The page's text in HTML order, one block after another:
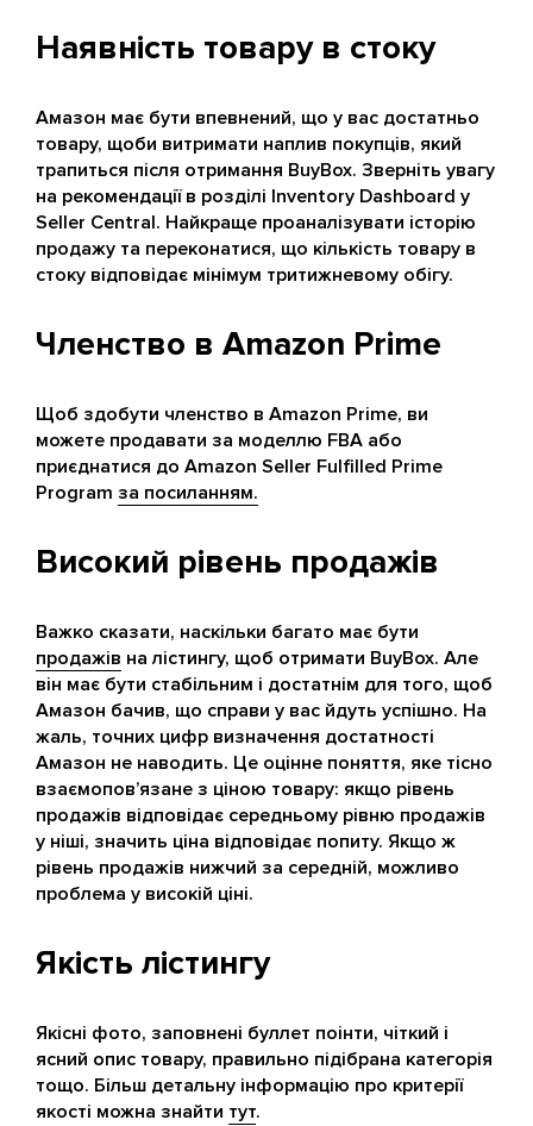
Наявність товару в стоку
Амазон має бути впевнений, що у вас достатньо
товару, щоби витримати наплив покупців, який
трапиться після отримання BuyBox. Зверніть увагу
на рекомендації в розділі Inventory Dashboard у
Seller Central. Найкраще проаналізувати історію
продажу та переконатися, що кількість товару в
стоку відповідає мінімум тритижневому обігу.
Членство в Amazon Prime
Щоб здобути членство в Amazon Prime, ви
можете продавати за моделлю FBA або
приєднатися до Amazon Seller Fulfilled Prime
Program за посиланням.
Високий рівень продажів
Важко сказати, наскільки багато має бути
продажів на лістингу, щоб отримати BuyBox. Але
він має бути стабільним і достатнім для того, щоб
Амазон бачив, що справи у вас йдуть успішно. На
жаль, точних цифр визначення достатності
Амазон не наводить. Це оцінне поняття, яке тісно
взаємопов’язане з ціною товару: якщо рівень
продажів відповідає середньому рівню продажів
у ніші, значить ціна відповідає попиту. Якщо ж
рівень продажів нижчий за середній, можливо
проблема у високій ціні.
Якість лістингу
Якісні фото, заповнені буллет поінти, чіткий і
ясний опис товару, правильно підібрана категорія
тощо. Більш детальну інформацію про критерії
якості можна знайти тут.